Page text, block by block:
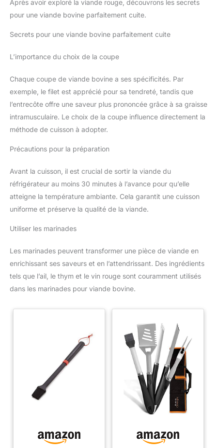
Après avoir exploré la viande rouge, découvrons les secrets
pour une viande bovine parfaitement cuite.
Secrets pour une viande bovine parfaitement cuite
L’importance du choix de la coupe
Chaque coupe de viande bovine a ses spécificités. Par
exemple, le filet est apprécié pour sa tendreté, tandis que
l’entrecôte offre une saveur plus prononcée grâce à sa graisse
intramusculaire. Le choix de la coupe influence directement la
méthode de cuisson à adopter.
Précautions pour la préparation
Avant la cuisson, il est crucial de sortir la viande du
réfrigérateur au moins 30 minutes à l’avance pour qu’elle
atteigne la température ambiante. Cela garantit une cuisson
uniforme et préserve la qualité de la viande.
Utiliser les marinades
Les marinades peuvent transformer une pièce de viande en
enrichissant ses saveurs et en l’attendrissant. Des ingrédients
tels que l’ail, le thym et le vin rouge sont couramment utilisés
dans les marinades pour viande bovine.